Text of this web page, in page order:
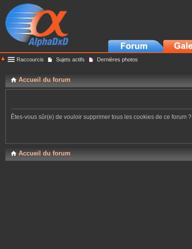
Raccourcis Sujets actifs Dernières photos
Accueil du forum
Êtes-vous sûr(e) de vouloir supprimer tous les cookies de ce forum ?
Accueil du forum